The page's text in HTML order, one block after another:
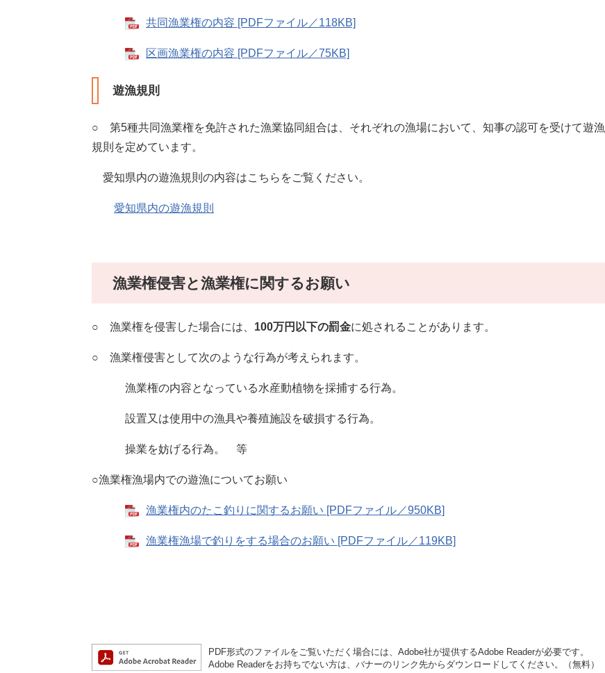
共同漁業権の内容 [PDFファイル／118KB]
区画漁業権の内容 [PDFファイル／75KB]
遊漁規則
○ 第5種共同漁業権を免許された漁業協同組合は、それぞれの漁場において、知事の認可を受けて遊漁
規則を定めています。
愛知県内の遊漁規則の内容はこちらをご覧ください。
愛知県内の遊漁規則
漁業権侵害と漁業権に関するお願い
○ 漁業権を侵害した場合には、 100万円以下の罰金に処されることがあります。
○ 漁業権侵害として次のような行為が考えられます。
漁業権の内容となっている水産動植物を採捕する行為。
設置又は使用中の漁具や養殖施設を破損する行為。
操業を妨げる行為。 等
○漁業権漁場内での遊漁についてお願い
漁業権内のたこ釣りに関するお願い [PDFファイル／950KB]
漁業権漁場で釣りをする場合のお願い [PDFファイル／119KB]
PDF形式のファイルをご覧いただく場合には、Adobe社が提供するAdobe Readerが必要です。
Adobe Readerをお持ちでない方は、バナーのリンク先からダウンロードしてください。（無料）